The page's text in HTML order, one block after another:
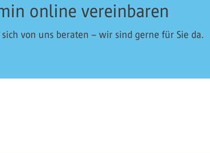
online vereinbaren
sich von uns beraten – wir sind gerne für Sie da.